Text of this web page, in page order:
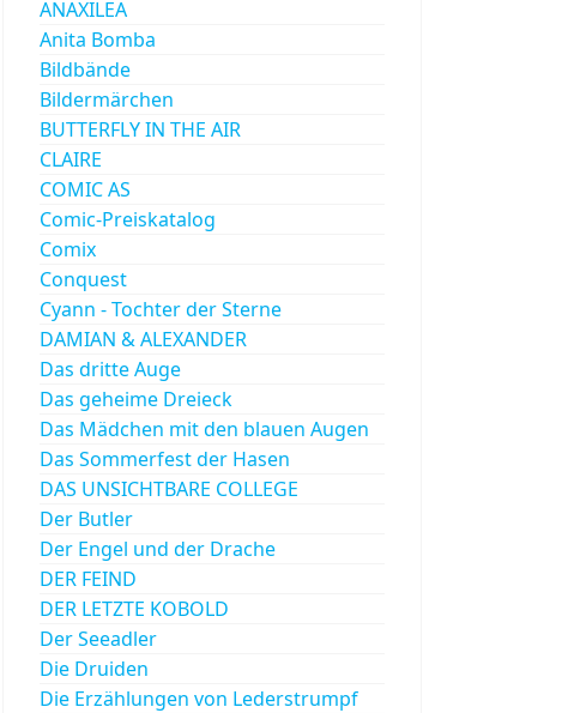
ANAXILEA
Anita Bomba
Bildbände
Bildermärchen
BUTTERFLY IN THE AIR
CLAIRE
COMIC AS
Comic-Preiskatalog
Comix
Conquest
Cyann - Tochter der Sterne
DAMIAN & ALEXANDER
Das dritte Auge
Das geheime Dreieck
Das Mädchen mit den blauen Augen
Das Sommerfest der Hasen
DAS UNSICHTBARE COLLEGE
Der Butler
Der Engel und der Drache
DER FEIND
DER LETZTE KOBOLD
Der Seeadler
Die Druiden
Die Erzählungen von Lederstrumpf